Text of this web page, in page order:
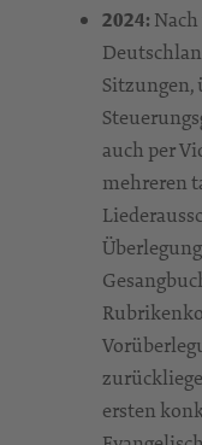
2024:
Sitzungen,
auch per
mehreren
ersten